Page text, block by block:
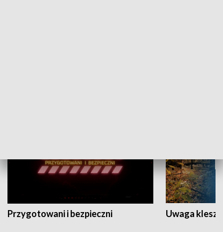
Przygotowani i bezpieczni Uwaga